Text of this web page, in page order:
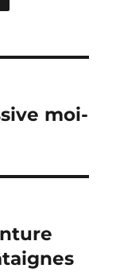
moi-